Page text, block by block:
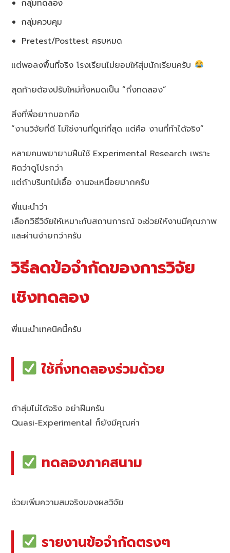
กลุ่มทดลอง
กลุ่มควบคุม
Pretest/Posttest ครบหมด
แต่พอลงพื้นที่จริง โรงเรียนไม่ยอมให้สุ่มนักเรียนครับ
สุดท้ายต้องปรับใหม่ทั้งหมดเป็น “กึ่งทดลอง”
สิ่งที่พี่อยากบอกคือ
“งานวิจัยที่ดี ไม่ใช่งานที่ดูเท่ที่สุด แต่คือ งานที่ทำได้จริง”
หลายคนพยายามฝืนใช้ Experimental Research เพราะ
คิดว่าดูโปรกว่า
แต่ถ้าบริบทไม่เอื้อ งานจะเหนื่อยมากครับ
พี่แนะนำว่า
เลือกวิธีวิจัยให้เหมาะกับสถานการณ์ จะช่วยให้งานมีคุณภาพ
และผ่านง่ายกว่าครับ
วิธีลดข้อจำกัดของการวิจัย
เชิงทดลอง
พี่แนะนำเทคนิคนี้ครับ
ใช้กึ่งทดลองร่วมด้วย
ถ้าสุ่มไม่ได้จริง อย่าฝืนครับ
Quasi-Experimental ก็ยังมีคุณค่า
ทดลองภาคสนาม
ช่วยเพิ่มความสมจริงของผลวิจัย
รายงานข้อจำกัดตรงๆ